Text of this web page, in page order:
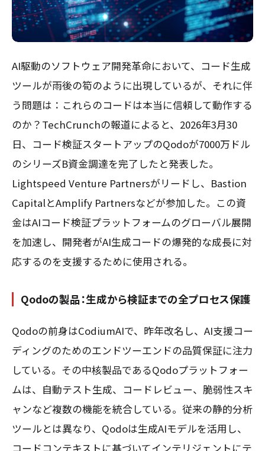
AI駆動のソフトウェア開発革命において、コード生成
ツールが雨後の筍のように出現しているが、それに伴
う問題は：これらのコードは本当に信頼して動作する
のか？TechCrunchの報道によると、2026年3月30
日、コード検証スタートアップのQodoが7000万ドル
のシリーズB資金調達を完了したと発表した。
Lightspeed Venture Partnersがリードし、Bastion
CapitalとAmplify Partnersなどが参加した。この資
金はAIコード検証プラットフォームのグローバル展開
を加速し、開発者がAI生成コードの爆発的な成長に対
応するのを支援するために使用される。
Qodoの製品：生成から検証までの全プロセス保護
Qodoの前身はCodiumAIで、昨年改名し、AI支援コー
ディングのためのエンドツーエンドの品質保証に注力
している。その中核製品であるQodoプラットフォー
ムは、自動テスト生成、コードレビュー、脆弱性スキ
ャンなど複数の機能を統合している。従来の静的分析
ツールとは異なり、Qodoは生成AIモデルを活用し、